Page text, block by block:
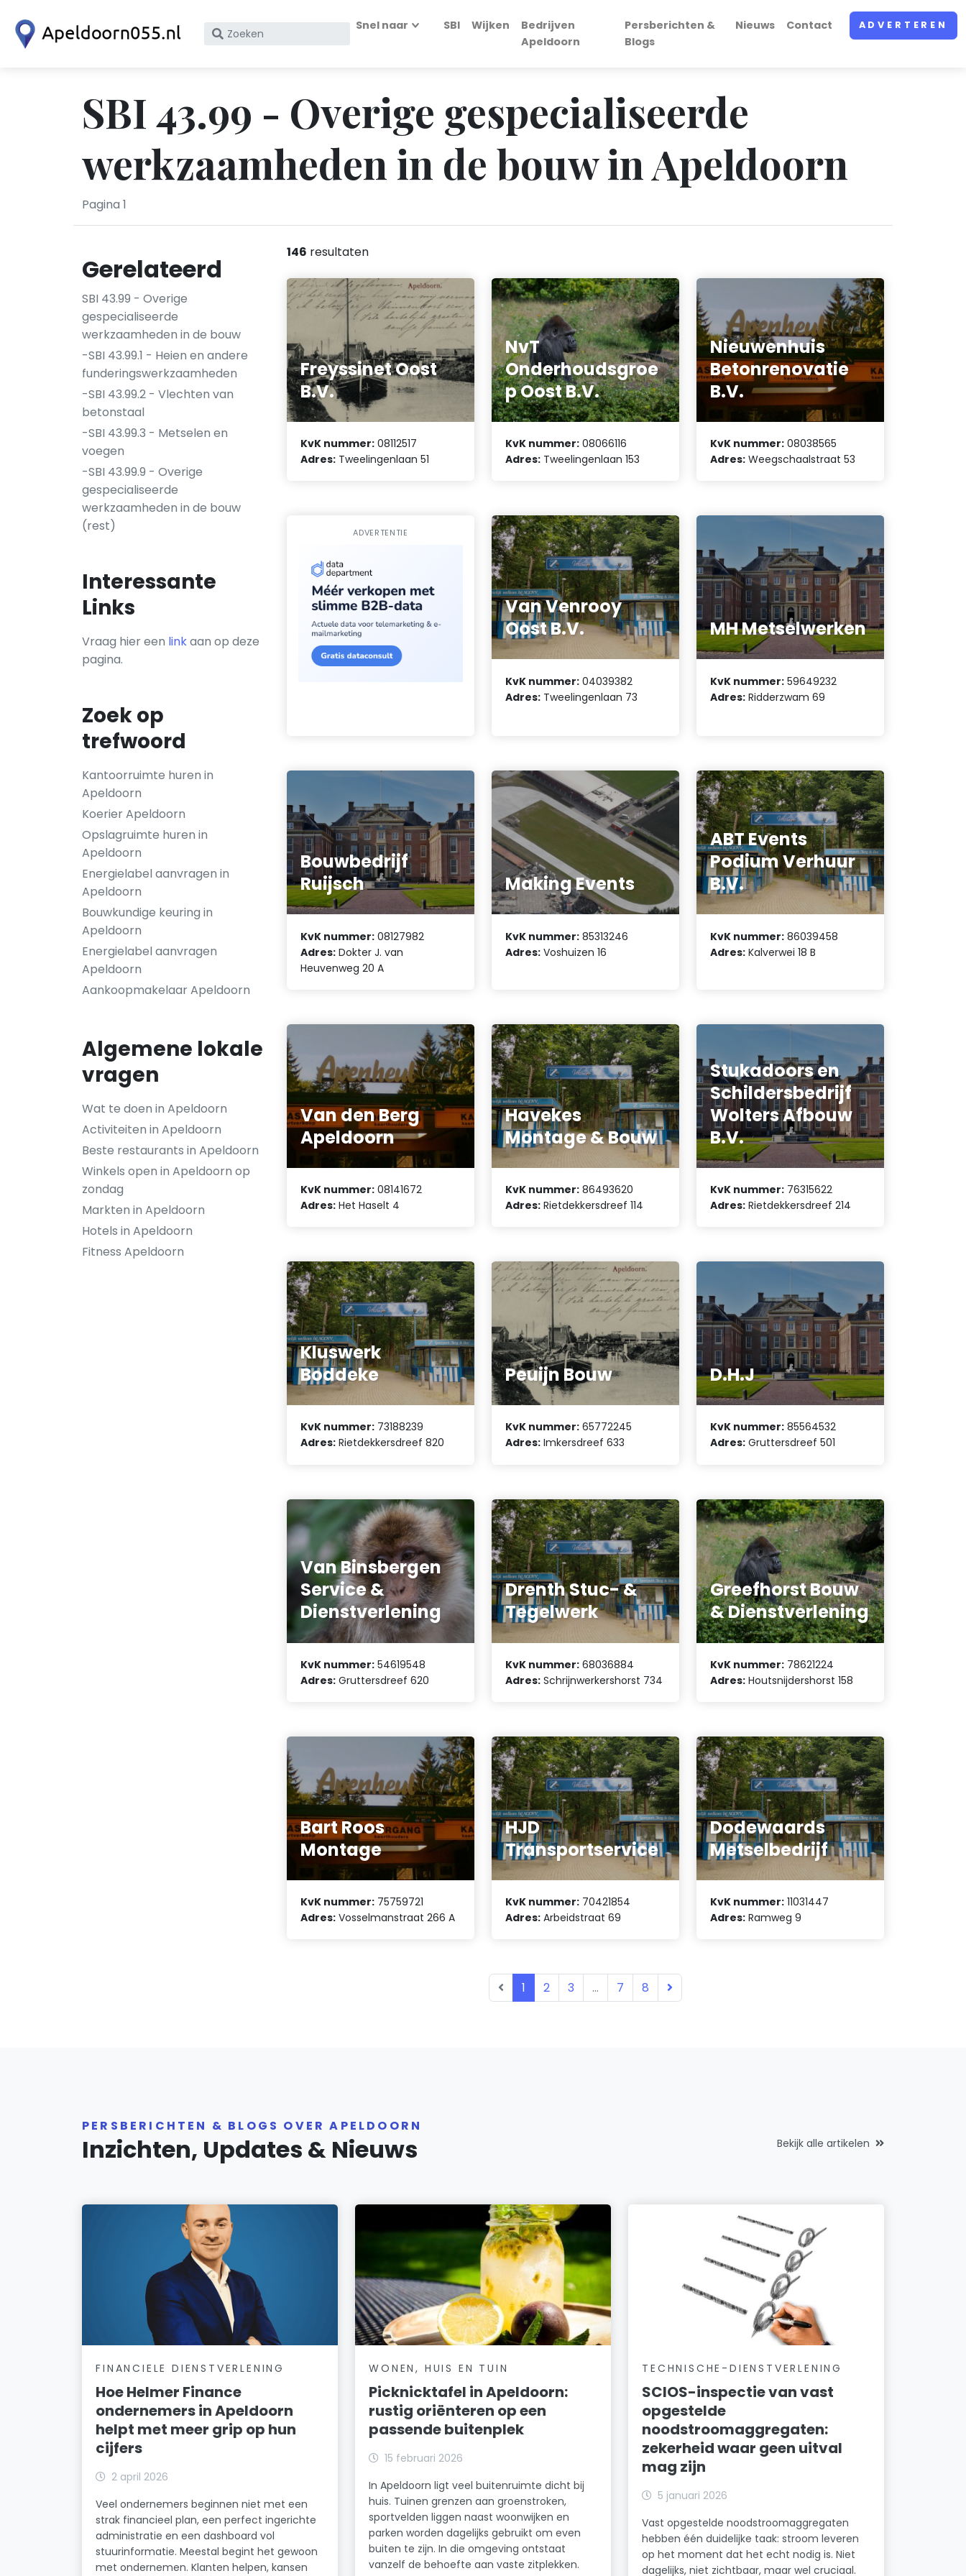
Zoek
KvK
nummer
Snel naar SBI Wijken
Bedrijven
Apeldoorn
Persberichten &
Blogs
Nieuws Contact ADVERTEREN
SBI 43.99 - Overige gespecialiseerde
werkzaamheden in de bouw in Apeldoorn
Pagina 1
Gerelateerd
SBI 43.99 - Overige
gespecialiseerde
werkzaamheden in de bouw
-SBI 43.99.1 - Heien en andere
funderingswerkzaamheden
-SBI 43.99.2 - Vlechten van
betonstaal
-SBI 43.99.3 - Metselen en
voegen
-SBI 43.99.9 - Overige
gespecialiseerde
werkzaamheden in de bouw
(rest)
Interessante
Links
Vraag hier een linkaan op deze
pagina.
Zoek op
trefwoord
Kantoorruimte huren in
Apeldoorn
Koerier Apeldoorn
Opslagruimte huren in
Apeldoorn
Energielabel aanvragen in
Apeldoorn
Bouwkundige keuring in
Apeldoorn
Energielabel aanvragen
Apeldoorn
Aankoopmakelaar Apeldoorn
Algemene lokale
vragen
Wat te doen in Apeldoorn
Activiteiten in Apeldoorn
Beste restaurants in Apeldoorn
Winkels open in Apeldoorn op
zondag
Markten in Apeldoorn
Hotels in Apeldoorn
Fitness Apeldoorn
146 resultaten
Freyssinet Oost
B.V.
KvK nummer: 08112517
Adres: Tweelingenlaan 51
NvT
Onderhoudsgroe
p Oost B.V.
KvK nummer: 08066116
Adres: Tweelingenlaan 153
Nieuwenhuis
Betonrenovatie
B.V.
KvK nummer: 08038565
Adres: Weegschaalstraat 53
ADVERTENTIE
Van Venrooy
Oost B.V.
KvK nummer: 04039382
Adres: Tweelingenlaan 73
MH Metselwerken
KvK nummer: 59649232
Adres: Ridderzwam 69
Bouwbedrijf
Ruijsch
KvK nummer: 08127982
Adres: Dokter J. van
Heuvenweg 20 A
Making Events
KvK nummer: 85313246
Adres: Voshuizen 16
ABT Events
Podium Verhuur
B.V.
KvK nummer: 86039458
Adres: Kalverwei 18 B
Van den Berg
Apeldoorn
KvK nummer: 08141672
Adres: Het Haselt 4
Havekes
Montage & Bouw
KvK nummer: 86493620
Adres: Rietdekkersdreef 114
Stukadoors en
Schildersbedrijf
Wolters Afbouw
B.V.
KvK nummer: 76315622
Adres: Rietdekkersdreef 214
Kluswerk
Boddeke
KvK nummer: 73188239
Adres: Rietdekkersdreef 820
Peuijn Bouw
KvK nummer: 65772245
Adres: Imkersdreef 633
D.H.J
KvK nummer: 85564532
Adres: Gruttersdreef 501
Van Binsbergen
Service &
Dienstverlening
KvK nummer: 54619548
Adres: Gruttersdreef 620
Drenth Stuc- &
Tegelwerk
KvK nummer: 68036884
Adres: Schrijnwerkershorst 734
Greefhorst Bouw
& Dienstverlening
KvK nummer: 78621224
Adres: Houtsnijdershorst 158
Bart Roos
Montage
KvK nummer: 75759721
Adres: Vosselmanstraat 266 A
HJD
Transportservice
KvK nummer: 70421854
Adres: Arbeidstraat 69
Dodewaards
Metselbedrijf
KvK nummer: 11031447
Adres: Ramweg 9
1 2 3 ... 7 8
PERSBERICHTEN & BLOGS OVER APELDOORN
Inzichten, Updates & Nieuws Bekijk alle artikelen
FINANCIELE DIENSTVERLENING
Hoe Helmer Finance
ondernemers in Apeldoorn
helpt met meer grip op hun
cijfers
2 april 2026
Veel ondernemers beginnen niet met een
strak financieel plan, een perfect ingerichte
administratie en een dashboard vol
stuurinformatie. Meestal begint het gewoon
met ondernemen. Klanten helpen, kansen
WONEN, HUIS EN TUIN
Picknicktafel in Apeldoorn:
rustig oriënteren op een
passende buitenplek
15 februari 2026
In Apeldoorn ligt veel buitenruimte dicht bij
huis. Tuinen grenzen aan groenstroken,
sportvelden liggen naast woonwijken en
parken worden dagelijks gebruikt om even
buiten te zijn. In die omgeving ontstaat
vanzelf de behoefte aan vaste zitplekken.
TECHNISCHE-DIENSTVERLENING
SCIOS-inspectie van vast
opgestelde
noodstroomaggregaten:
zekerheid waar geen uitval
mag zijn
5 januari 2026
Vast opgestelde noodstroomaggregaten
hebben één duidelijke taak: stroom leveren
op het moment dat het echt nodig is. Niet
dagelijks, niet zichtbaar, maar wel cruciaal.